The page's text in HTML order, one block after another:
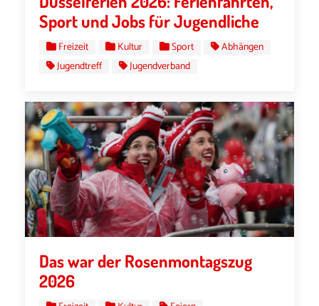
Sport und Jobs für Jugendliche
Freizeit Kultur Sport
Abhängen
Jugendtreff
Jugendverband
Das war der Rosenmontagszug
2026